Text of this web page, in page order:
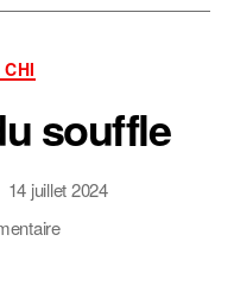
souffle
14 juillet 2024
sur